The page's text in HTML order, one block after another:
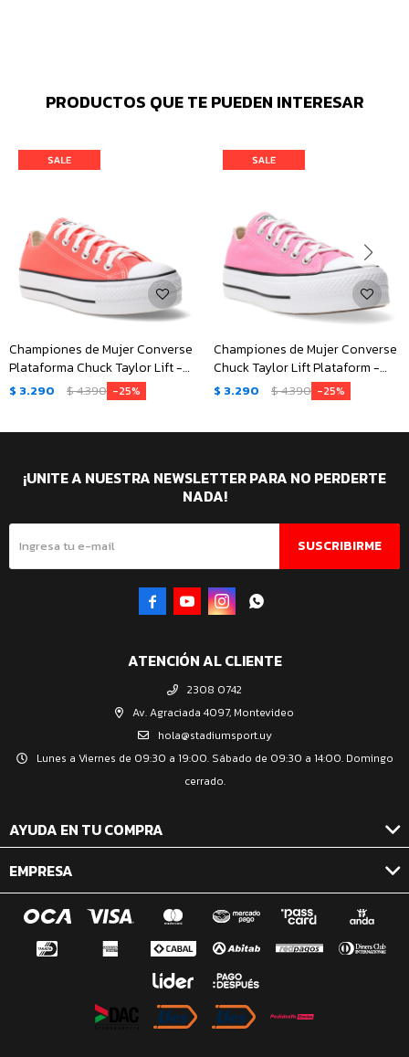
PRODUCTOS QUE TE PUEDEN INTERESAR
Championes de Mujer Converse
Plataforma Chuck Taylor Lift -
Rojo Fuego - Negro - Blanco
$ 3.290 $4.390 25
Championes de Mujer Converse
Chuck Taylor Lift Plataform -
Rosa
$ 3.290 $4.390 25
ATENCIÓN AL CLIENTE
2308 0742
Av. Agraciada 4097, Montevideo
hola@stadiumsport.uy
Lunes a Viernes de 09:30 a 19:00. Sábado de 09:30 a 14:00. Domingo
cerrado.
AYUDA EN TU COMPRA
EMPRESA
¡UNITE A NUESTRA NEWSLETTER PARA NO PERDERTE
NADA!
SUSCRIBIRME
   